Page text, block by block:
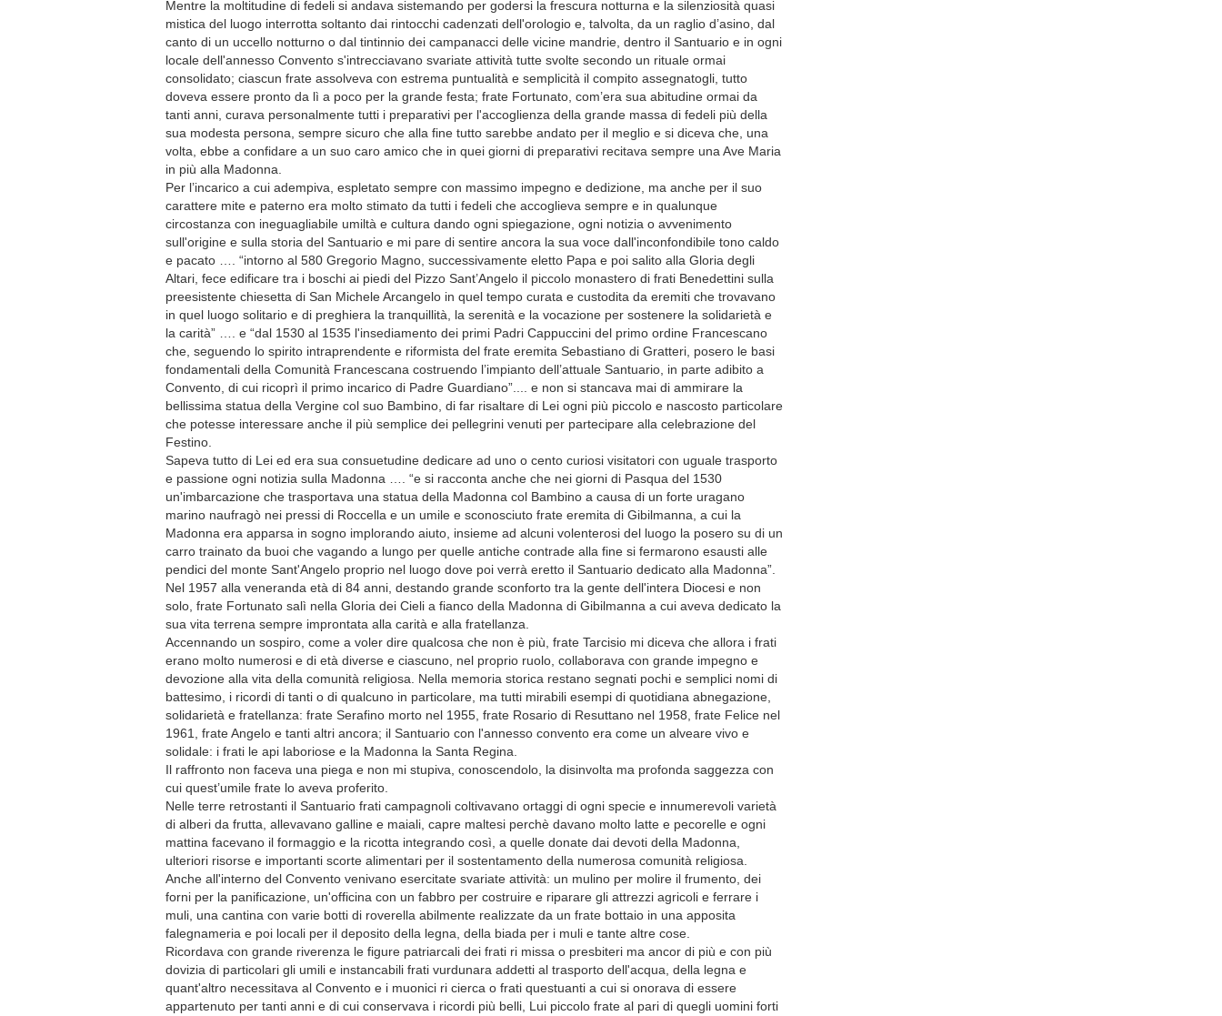
Mentre la moltitudine di fedeli si andava sistemando per godersi la frescura notturna e la silenziosità quasi
mistica del luogo interrotta soltanto dai rintocchi cadenzati dell'orologio e, talvolta, da un raglio d’asino, dal
canto di un uccello notturno o dal tintinnio dei campanacci delle vicine mandrie, dentro il Santuario e in ogni
locale dell'annesso Convento s'intrecciavano svariate attività tutte svolte secondo un rituale ormai
consolidato; ciascun frate assolveva con estrema puntualità e semplicità il compito assegnatogli, tutto
doveva essere pronto da lì a poco per la grande festa; frate Fortunato, com’era sua abitudine ormai da
tanti anni, curava personalmente tutti i preparativi per l'accoglienza della grande massa di fedeli più della
sua modesta persona, sempre sicuro che alla fine tutto sarebbe andato per il meglio e si diceva che, una
volta, ebbe a confidare a un suo caro amico che in quei giorni di preparativi recitava sempre una Ave Maria
in più alla Madonna.
Per l’incarico a cui adempiva, espletato sempre con massimo impegno e dedizione, ma anche per il suo
carattere mite e paterno era molto stimato da tutti i fedeli che accoglieva sempre e in qualunque
circostanza con ineguagliabile umiltà e cultura dando ogni spiegazione, ogni notizia o avvenimento
sull'origine e sulla storia del Santuario e mi pare di sentire ancora la sua voce dall'inconfondibile tono caldo
e pacato …. “intorno al 580 Gregorio Magno, successivamente eletto Papa e poi salito alla Gloria degli
Altari, fece edificare tra i boschi ai piedi del Pizzo Sant’Angelo il piccolo monastero di frati Benedettini sulla
preesistente chiesetta di San Michele Arcangelo in quel tempo curata e custodita da eremiti che trovavano
in quel luogo solitario e di preghiera la tranquillità, la serenità e la vocazione per sostenere la solidarietà e
la carità” …. e “dal 1530 al 1535 l'insediamento dei primi Padri Cappuccini del primo ordine Francescano
che, seguendo lo spirito intraprendente e riformista del frate eremita Sebastiano di Gratteri, posero le basi
fondamentali della Comunità Francescana costruendo l’impianto dell’attuale Santuario, in parte adibito a
Convento, di cui ricoprì il primo incarico di Padre Guardiano”.... e non si stancava mai di ammirare la
bellissima statua della Vergine col suo Bambino, di far risaltare di Lei ogni più piccolo e nascosto particolare
che potesse interessare anche il più semplice dei pellegrini venuti per partecipare alla celebrazione del
Festino.
Sapeva tutto di Lei ed era sua consuetudine dedicare ad uno o cento curiosi visitatori con uguale trasporto
e passione ogni notizia sulla Madonna …. “e si racconta anche che nei giorni di Pasqua del 1530
un'imbarcazione che trasportava una statua della Madonna col Bambino a causa di un forte uragano
marino naufragò nei pressi di Roccella e un umile e sconosciuto frate eremita di Gibilmanna, a cui la
Madonna era apparsa in sogno implorando aiuto, insieme ad alcuni volenterosi del luogo la posero su di un
carro trainato da buoi che vagando a lungo per quelle antiche contrade alla fine si fermarono esausti alle
pendici del monte Sant'Angelo proprio nel luogo dove poi verrà eretto il Santuario dedicato alla Madonna”.
Nel 1957 alla veneranda età di 84 anni, destando grande sconforto tra la gente dell'intera Diocesi e non
solo, frate Fortunato salì nella Gloria dei Cieli a fianco della Madonna di Gibilmanna a cui aveva dedicato la
sua vita terrena sempre improntata alla carità e alla fratellanza.
Accennando un sospiro, come a voler dire qualcosa che non è più, frate Tarcisio mi diceva che allora i frati
erano molto numerosi e di età diverse e ciascuno, nel proprio ruolo, collaborava con grande impegno e
devozione alla vita della comunità religiosa. Nella memoria storica restano segnati pochi e semplici nomi di
battesimo, i ricordi di tanti o di qualcuno in particolare, ma tutti mirabili esempi di quotidiana abnegazione,
solidarietà e fratellanza: frate Serafino morto nel 1955, frate Rosario di Resuttano nel 1958, frate Felice nel
1961, frate Angelo e tanti altri ancora; il Santuario con l'annesso convento era come un alveare vivo e
solidale: i frati le api laboriose e la Madonna la Santa Regina.
Il raffronto non faceva una piega e non mi stupiva, conoscendolo, la disinvolta ma profonda saggezza con
cui quest’umile frate lo aveva proferito.
Nelle terre retrostanti il Santuario frati campagnoli coltivavano ortaggi di ogni specie e innumerevoli varietà
di alberi da frutta, allevavano galline e maiali, capre maltesi perchè davano molto latte e pecorelle e ogni
mattina facevano il formaggio e la ricotta integrando così, a quelle donate dai devoti della Madonna,
ulteriori risorse e importanti scorte alimentari per il sostentamento della numerosa comunità religiosa.
Anche all'interno del Convento venivano esercitate svariate attività: un mulino per molire il frumento, dei
forni per la panificazione, un'officina con un fabbro per costruire e riparare gli attrezzi agricoli e ferrare i
muli, una cantina con varie botti di roverella abilmente realizzate da un frate bottaio in una apposita
falegnameria e poi locali per il deposito della legna, della biada per i muli e tante altre cose.
Ricordava con grande riverenza le figure patriarcali dei frati ri missa o presbiteri ma ancor di più e con più
dovizia di particolari gli umili e instancabili frati vurdunara addetti al trasporto dell'acqua, della legna e
quant'altro necessitava al Convento e i muonici ri cierca o frati questuanti a cui si onorava di essere
appartenuto per tanti anni e di cui conservava i ricordi più belli, Lui piccolo frate al pari di quegli uomini forti